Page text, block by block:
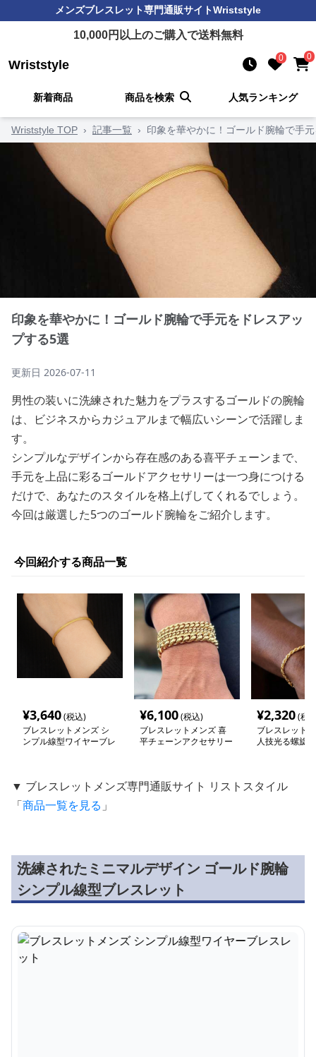
メンズブレスレット専門通販サイトWriststyle
10,000円以上のご購入で送料無料
Wriststyle 0 0
新着商品 商品を検索 人気ランキング
Wriststyle TOP › 記事一覧 › 印象を華やかに！ゴールド腕輪で手
印象を華やかに！ゴールド腕輪で手元をドレスアッ
プする5選
更新日 2026-07-11
男性の装いに洗練された魅力をプラスするゴールドの腕輪
は、ビジネスからカジュアルまで幅広いシーンで活躍しま
す。
シンプルなデザインから存在感のある喜平チェーンまで、
手元を上品に彩るゴールドアクセサリーは一つ身につける
だけで、あなたのスタイルを格上げしてくれるでしょう。
今回は厳選した5つのゴールド腕輪をご紹介します。
今回紹介する商品一覧
¥3,640(税込)
ブレスレットメンズ シ
ンプル線型ワイヤーブレ
¥6,100(税込)
ブレスレットメンズ 喜
平チェーンアクセサリー
¥2,320(税
ブレスレット
人技光る螺旋
▼ ブレスレットメンズ専門通販サイト リストスタイル
「商品一覧を見る 」
洗練されたミニマルデザイン ゴールド腕輪
シンプル線型ブレスレット